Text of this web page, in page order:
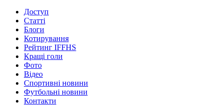
Доступ
Статті
Блоги
Котирування
Рейтинг IFFHS
Кращі голи
Фото
Відео
Спортивні новини
Футбольні новини
Контакти